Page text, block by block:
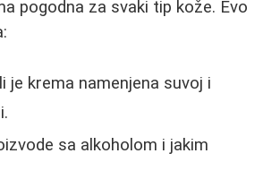
pogodna za svaki tip kože. Evo
je krema namenjena suvoj i
sa alkoholom i jakim